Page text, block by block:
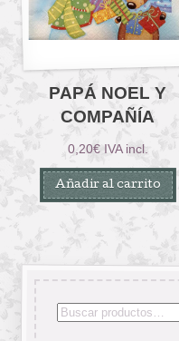
PAPÁ NOEL Y
COMPAÑÍA
0,20€ IVA incl.
Añadir al carrito
Buscar